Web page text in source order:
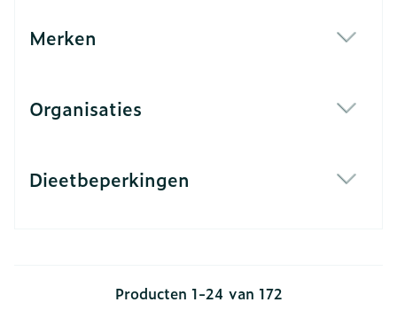
Merken
Organisaties
Dieetbeperkingen
Producten 1-24 van 172